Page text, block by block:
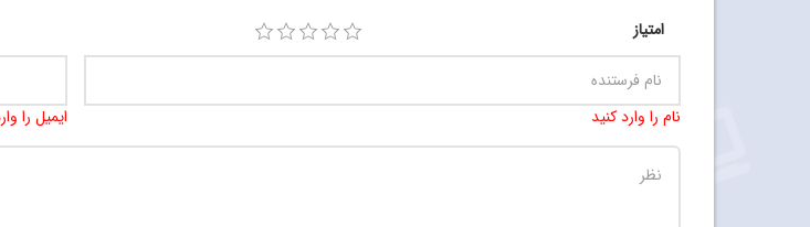
امتیاز
نام را وارد کنید ایمیل را